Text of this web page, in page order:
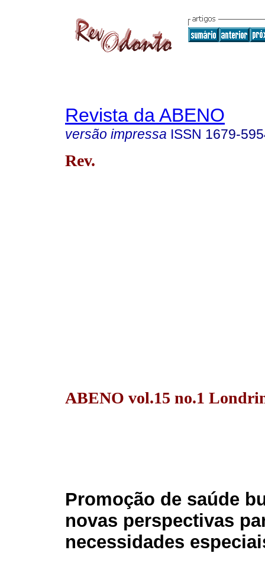
Revista da ABENO
versão impressa ISSN 1679-
Rev.
ABENO vol.15 no.1
Promoção de saúde
novas perspectivas
necessidades